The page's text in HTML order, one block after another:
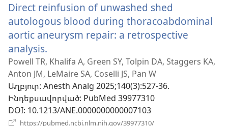
պատուհան)
Direct reinfusion of unwashed shed
autologous blood during thoracoabdominal
aortic aneurysm repair: a retrospective
analysis.
է
նոր
պատուհան)
Powell TR, Khalifa A, Green SY, Tolpin DA, Staggers KA,
Anton JM, LeMaire SA, Coselli JS, Pan W
Աղբյուր‎: Anesth Analg 2025;140(3):527-36.
Ինդեքսավորված‎: PubMed 39977310
DOI‎: 10.1213/ANE.0000000000007103
https://pubmed.ncbi.nlm.nih.gov/39977310/